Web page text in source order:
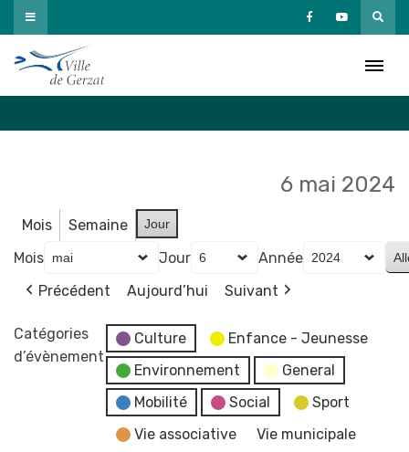
Passer
au
contenu
6 mai 2024
Mois Semaine Jour
Mois Jour
Année
Précédent
Aujourd’hui Suivant
Catégories
d’évènement
Culture
Enfance - Jeunesse
Environnement
General
Mobilité
Social
Sport
Vie associative
Vie municipale